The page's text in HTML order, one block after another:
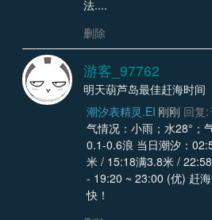
法....
删除
游客_97762
明天葫芦岛最佳赶海时间
潮汐表精灵.EI 刚刚 回复:
气情况：小雨；水28°；
0.1-0.6浪 当日潮汐：
米 / 15:18满3.8米 /
- 19:20 ~ 23:00 (优) 赶
快！